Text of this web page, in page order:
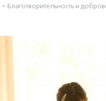
· Благотвори­тель­ность и